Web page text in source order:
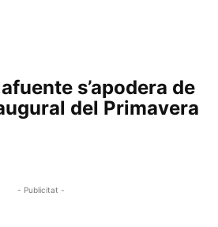
s’apodera de
del Primavera
- Publicitat -